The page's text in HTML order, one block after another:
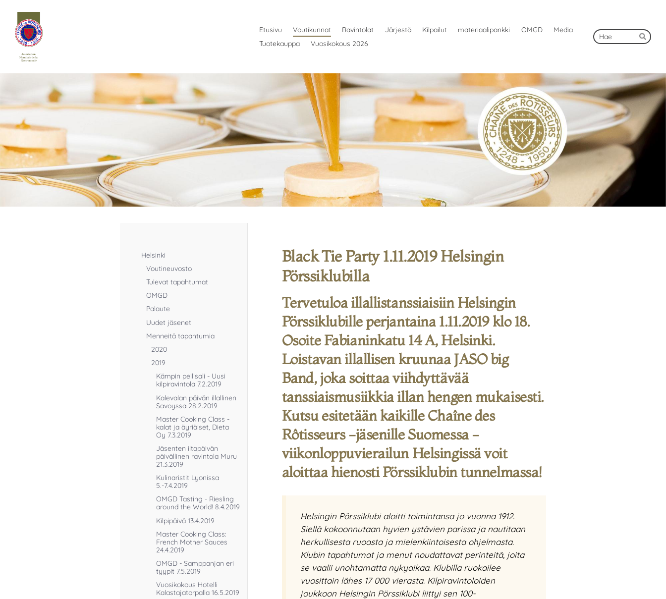
Siirry
sivun
sisältöön
Chaîne des Rôtisseurs Finlande ry
Etusivu Voutikunnat Ravintolat Järjestö Kilpailut materiaalipankki OMGD
Media
Tuotekauppa
Vuosikokous 2026
Haku
Hae
Helsinki
Voutineuvosto
Tulevat tapahtumat
OMGD
Palaute
Uudet jäsenet
Menneitä tapahtumia
2020
2019
Kämpin peilisali - Uusi
kilpiravintola 7.2.2019
Kalevalan päivän illallinen
Savoyssa 28.2.2019
Master Cooking Class -
kalat ja äyriäiset, Dieta
Oy 7.3.2019
Jäsenten iltapäivän
päivällinen ravintola Muru
21.3.2019
Kulinaristit Lyonissa
5.-7.4.2019
OMGD Tasting - Riesling
around the World! 8.4.2019
Kilpipäivä 13.4.2019
Master Cooking Class:
French Mother Sauces
24.4.2019
OMGD - Samppanjan eri
tyypit 7.5.2019
Vuosikokous Hotelli
Kalastajatorpalla 16.5.2019
Black Tie Party 1.11.2019 Helsingin
Pörssiklubilla
Tervetuloa illallistanssiaisiin Helsingin
Pörssiklubille perjantaina 1.11.2019 klo 18.
Osoite Fabianinkatu 14 A, Helsinki.
Loistavan illallisen kruunaa JASO big
Band, joka soittaa viihdyttävää
tanssiaismusiikkia illan hengen mukaisesti.
Kutsu esitetään kaikille Chaîne des
Rôtisseurs -jäsenille Suomessa -
viikonloppuvierailun Helsingissä voit
aloittaa hienosti Pörssiklubin tunnelmassa!
Helsingin Pörssiklubi aloitti toimintansa jo vuonna 1912.
Siellä kokoonnutaan hyvien ystävien parissa ja nautitaan
herkullisesta ruoasta ja mielenkiintoisesta ohjelmasta.
Klubin tapahtumat ja menut noudattavat perinteitä, joita
se vaalii unohtamatta nykyaikaa. Klubilla ruokailee
vuosittain lähes 17 000 vierasta. Kilpiravintoloiden
joukkoon Helsingin Pörssiklubi liittyi sen 100-